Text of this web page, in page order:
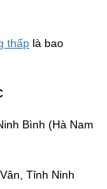
thấp là bao
Bình (Hà Nam
Tỉnh Ninh